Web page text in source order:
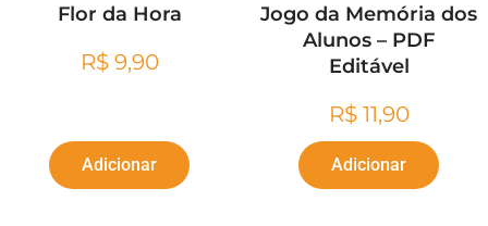
Flor da Hora
R$9,90
Adicionar
Jogo da Memória dos
Alunos – PDF
Editável
R$11,90
Adicionar